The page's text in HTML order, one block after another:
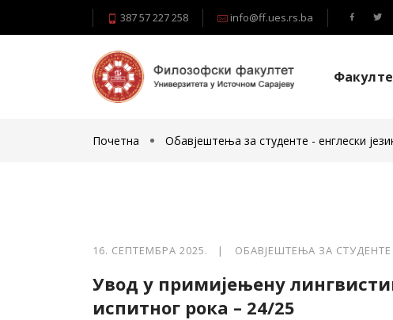
387 57 227 258 info@ff.ues.rs.ba
Почетна Обавјештења за студенте - енглески
16. СЕПТЕМБРА 2025. | ОБАВЈЕШТЕЊА ЗА
Увод у примијењену
испитног рока – 24/25